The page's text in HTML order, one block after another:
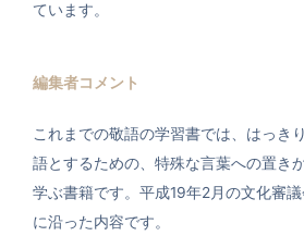
ています。
編集者コメント
これまでの敬語の学習書では、はっき
語とするための、特殊な言葉への置き
学ぶ書籍です。平成19年2月の文化審議
に沿った内容です。